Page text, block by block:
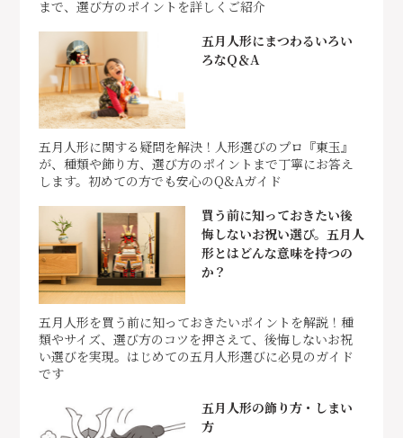
まで、選び方のポイントを詳しくご紹介
五月人形にまつわるいろい
ろなQ＆A
五月人形に関する疑問を解決！人形選びのプロ『東玉』
が、種類や飾り方、選び方のポイントまで丁寧にお答え
します。初めての方でも安心のQ&Aガイド
買う前に知っておきたい後
悔しないお祝い選び。五月人
形とはどんな意味を持つの
か？
五月人形を買う前に知っておきたいポイントを解説！種
類やサイズ、選び方のコツを押さえて、後悔しないお祝
い選びを実現。はじめての五月人形選びに必見のガイド
です
五月人形の飾り方・しまい
方